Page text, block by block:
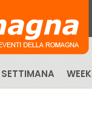
SETTIMANA